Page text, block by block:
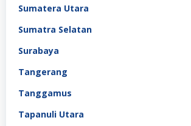
Sumatera Utara
Sumatra Selatan
Surabaya
Tangerang
Tanggamus
Tapanuli Utara